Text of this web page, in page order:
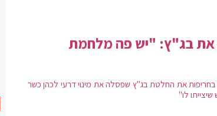
את בג"ץ: "יש פה מלחמת
את החלטת בג"ץ שפסלה את מינוי דרעי לכהן כשר
לו"